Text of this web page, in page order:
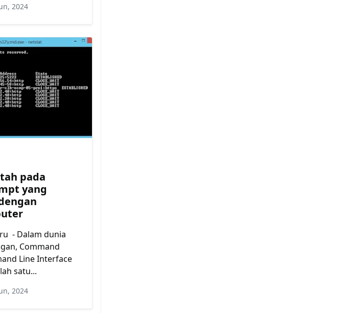
2024
pada
yang
- Dalam dunia
Command
Line Interface
satu...
2024